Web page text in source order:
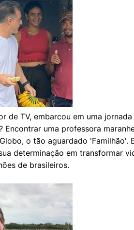
de TV, embarcou em uma
Encontrar uma professora
o tão aguardado 'Familhão'.
determinação em transformar
de brasileiros.